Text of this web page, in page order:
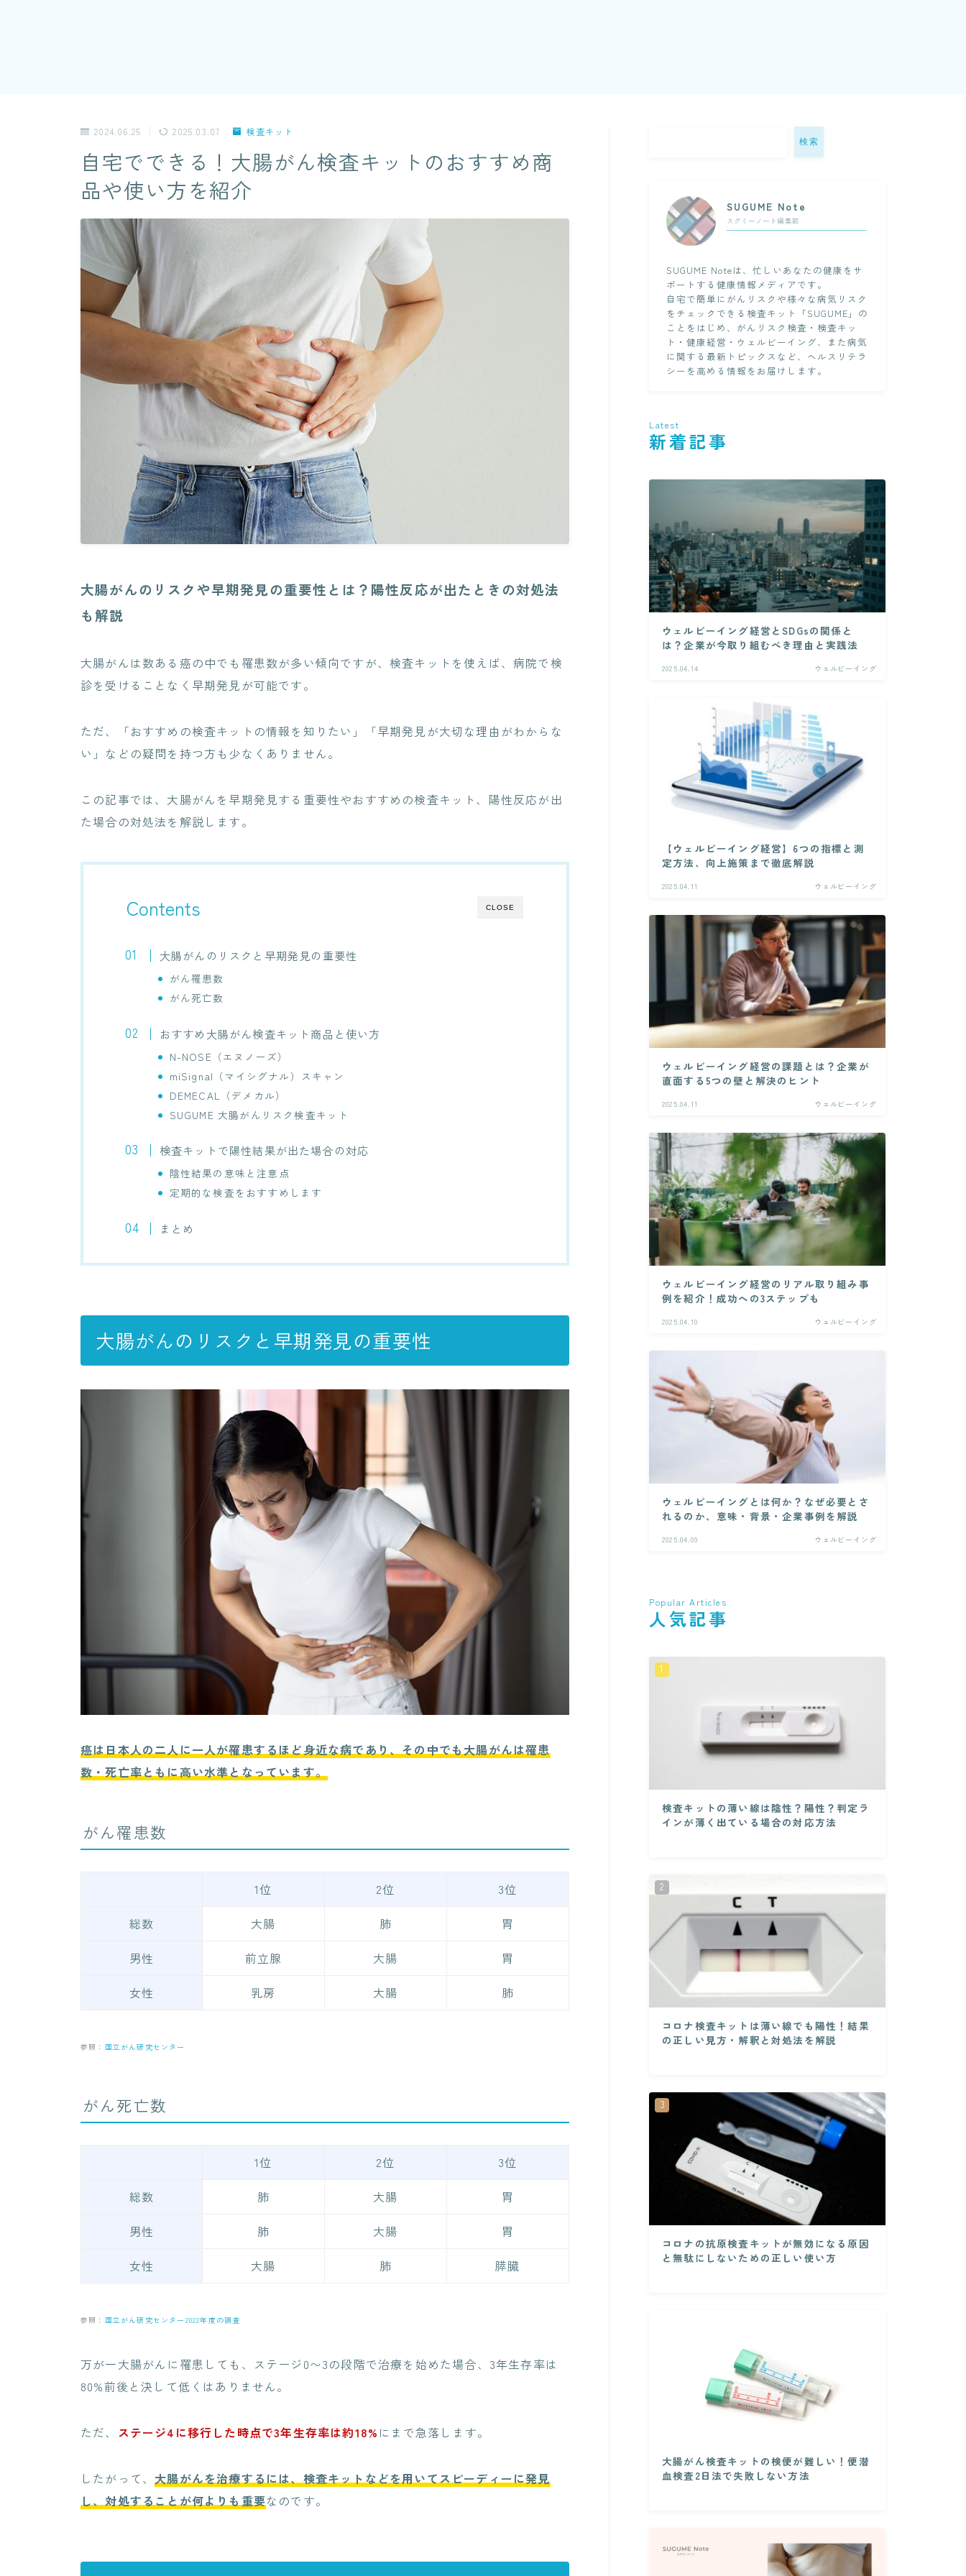
2024.06.25 2025.03.07 検査キット
自宅でできる！大腸がん検査キットのおすすめ商
品や使い方を紹介
大腸がんのリスクや早期発見の重要性とは？陽性反応が出たときの対処法
も解説
大腸がんは数ある癌の中でも罹患数が多い傾向ですが、検査キットを使えば、病院で検
診を受けることなく早期発見が可能です。
ただ、「おすすめの検査キットの情報を知りたい」「早期発見が大切な理由がわからな
い」などの疑問を持つ方も少なくありません。
この記事では、大腸がんを早期発見する重要性やおすすめの検査キット、陽性反応が出
た場合の対処法を解説します。
CLOSE
Contents
大腸がんのリスクと早期発見の重要性
がん罹患数
がん死亡数
おすすめ大腸がん検査キット商品と使い方
N-NOSE（エヌノーズ）
miSignal（マイシグナル）スキャン
DEMECAL（デメカル）
SUGUME 大腸がんリスク検査キット
検査キットで陽性結果が出た場合の対応
陰性結果の意味と注意点
定期的な検査をおすすめします
まとめ
大腸がんのリスクと早期発見の重要性
癌は日本人の二人に一人が罹患するほど身近な病であり、その中でも大腸がんは罹患
数・死亡率ともに高い水準となっています。
がん罹患数
1位 2位
3位
総数
大腸 肺
胃
男性
前立腺 大腸
胃
女性
乳房 大腸 肺
参照： 国立がん研究センター
がん死亡数
1位 2位
3位
総数
肺 大腸
胃
男性
肺 大腸
胃
女性
大腸 肺 膵臓
参照： 国立がん研究センター2022年度の調査
万が一大腸がんに罹患しても、ステージ0〜3の段階で治療を始めた場合、3年生存率は
80%前後と決して低くはありません。
ただ、 ステージ4に移行した時点で3年生存率は約18% にまで急落します。
したがって、大腸がんを治療するには、検査キットなどを用いてスピーディーに発見
し、対処することが何よりも重要なのです。
検索
SUGUME Note
スグミーノート編集部
SUGUME Noteは、忙しいあなたの健康をサ
ポートする健康情報メディアです。
自宅で簡単にがんリスクや様々な病気リスク
をチェックできる検査キット「SUGUME」の
ことをはじめ、がんリスク検査・検査キッ
ト・健康経営・ウェルビーイング、また病気
に関する最新トピックスなど、ヘルスリテラ
シーを高める情報をお届けします。
Latest
新着記事
ウェルビーイング経営とSDGsの関係と
は？企業が今取り組むべき理由と実践法
2025.04.14 ウェルビーイング
【ウェルビーイング経営】6つの指標と測
定方法、向上施策まで徹底解説
2025.04.11 ウェルビーイング
ウェルビーイング経営の課題とは？企業が
直面する5つの壁と解決のヒント
2025.04.11 ウェルビーイング
ウェルビーイング経営のリアル取り組み事
例を紹介！成功への3ステップも
2025.04.10 ウェルビーイング
ウェルビーイングとは何か？なぜ必要とさ
れるのか、意味・背景・企業事例を解説
2025.04.09 ウェルビーイング
Popular Articles
人気記事
検査キットの薄い線は陰性？陽性？判定ラ
インが薄く出ている場合の対応方法
コロナ検査キットは薄い線でも陽性！結果
の正しい見方・解釈と対処法を解説
コロナの抗原検査キットが無効になる原因
と無駄にしないための正しい使い方
大腸がん検査キットの検便が難しい！便潜
血検査2日法で失敗しない方法